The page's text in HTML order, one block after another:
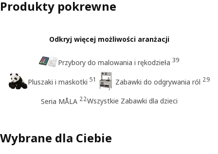
Produkty pokrewne
Odkryj więcej możliwości aranżacji
Przybory do malowania i rękodzieła 39
Pluszaki i maskotki 51 Zabawki do odgrywania ról 29
Seria MÅLA 22Wszystkie Zabawki dla dzieci
Wybrane dla Ciebie